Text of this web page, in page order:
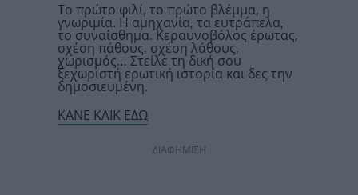
Το πρώτο φιλί, το πρώτο βλέμμα, η
γνωριμία. Η αμηχανία, τα ευτράπελα,
το συναίσθημα. Κεραυνοβόλος έρωτας,
σχέση πάθους, σχέση λάθους,
χωρισμός… Στείλε τη δική σου
ξεχωριστή ερωτική ιστορία και δες την
δημοσιευμένη.
ΚΑΝΕ ΚΛΙΚ ΕΔΩ
ΔΙΑΦΗΜΙΣΗ